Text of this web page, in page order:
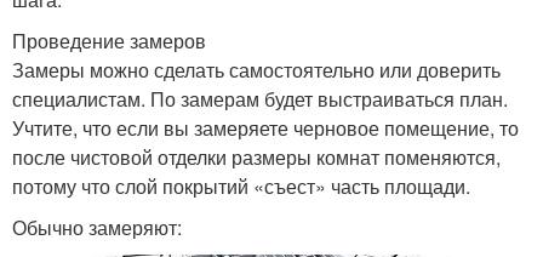
Проведение замеров
Замеры можно сделать самостоятельно или доверить
специалистам. По замерам будет выстраиваться план.
Учтите, что если вы замеряете черновое помещение, то
после чистовой отделки размеры комнат поменяются,
потому что слой покрытий «съест» часть площади.
Обычно замеряют: